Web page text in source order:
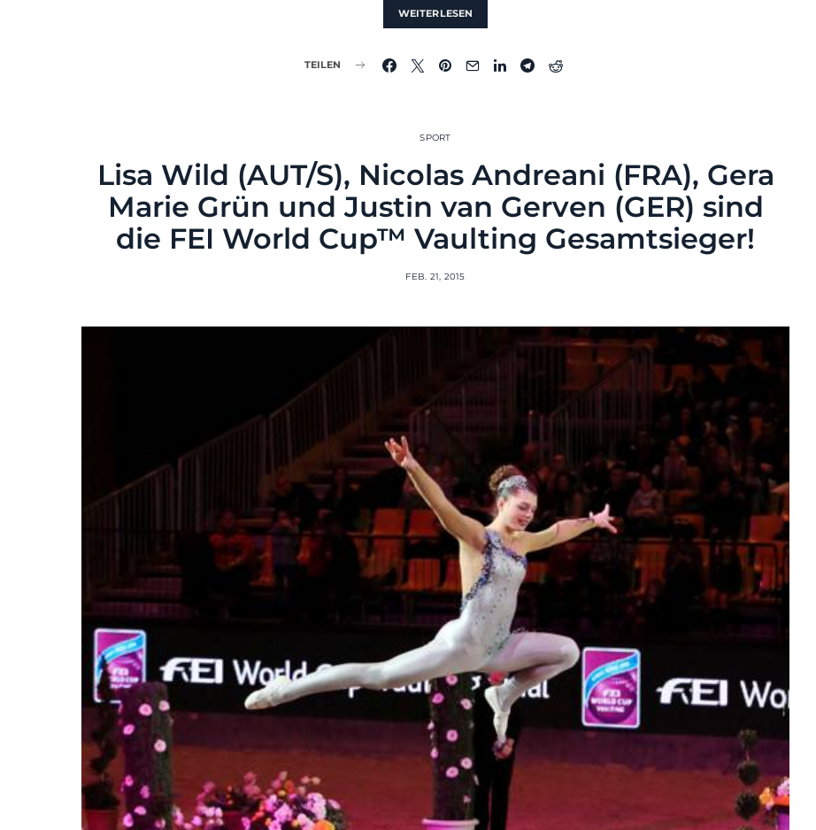
WEITERLESEN
TEILEN
SPORT
Lisa Wild (AUT/S), Nicolas Andreani (FRA), Gera
Marie Grün und Justin van Gerven (GER) sind
die FEI World Cup™ Vaulting Gesamtsieger!
FEB. 21, 2015